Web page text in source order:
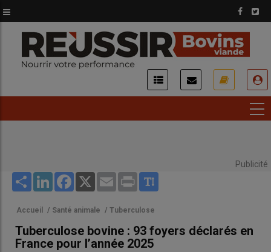
au
contenu
principal
Publicité
Share LinkedInFacebook
X Email Print
Accueil / Santé animale / Tuberculose
Tuberculose bovine : 93 foyers déclarés en
France pour l’année 2025